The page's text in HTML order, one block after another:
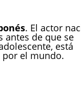
. El actor
antes de que se
está
por el mundo.